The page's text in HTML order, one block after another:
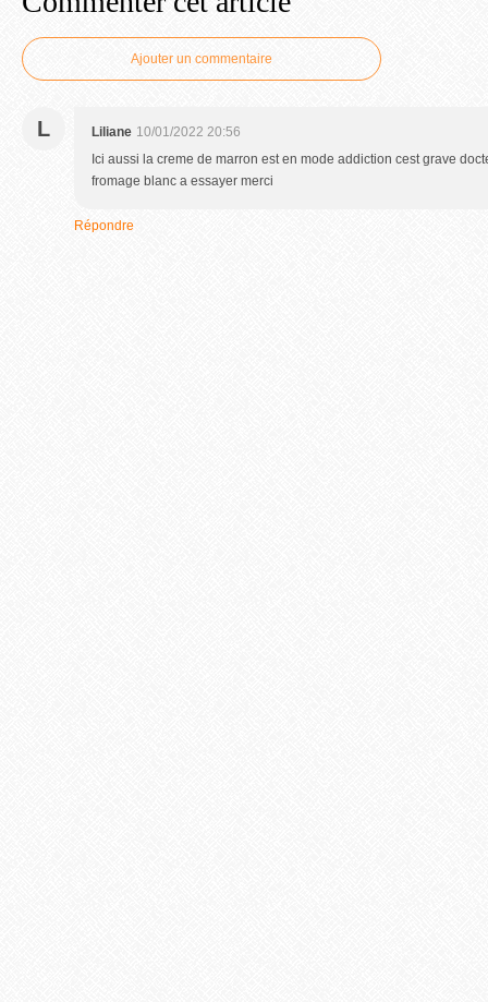
Ajouter un commentaire
L Liliane 10/01/2022 20:56
Ici aussi la creme de marron est en mode addiction cest grave
fromage blanc a essayer merci
Répondre